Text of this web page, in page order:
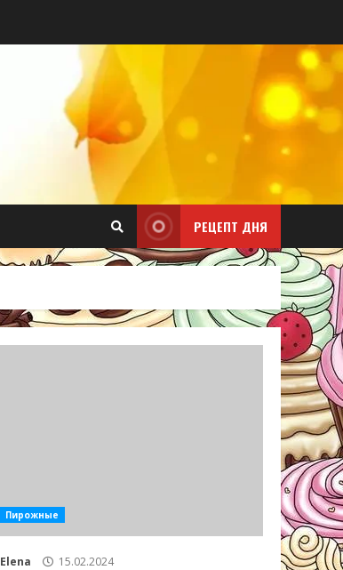
РЕЦЕПТ ДНЯ
Пирожные
Elena 15.02.2024